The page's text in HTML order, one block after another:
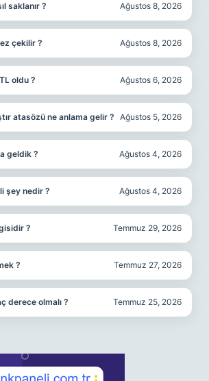
saklanır ? Ağustos 8, 2026
çekilir ? Ağustos 8, 2026
oldu ? Ağustos 6, 2026
atasözü ne anlama gelir ? Ağustos 5, 2026
geldik ? Ağustos 4, 2026
şey nedir ? Ağustos 4, 2026
? Temmuz 29, 2026
? Temmuz 27, 2026
derece olmalı ? Temmuz 25, 2026